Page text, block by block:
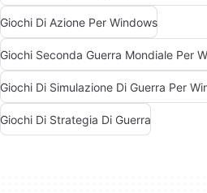
Giochi Di Azione Per Windows
Giochi Di Strategia Di Guerra